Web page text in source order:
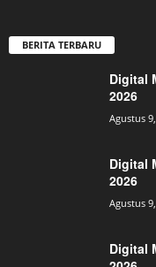
BERITA TERBARU
Digital
2026
Agustus
Digital
2026
Agustus
Digital